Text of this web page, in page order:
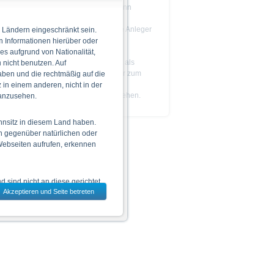
Das Produkt ist nicht einfach und kann
Es wird empfohlen, dass potenzielle Anleger
denProspektlesen, bevor sie eine
Anlageentscheidung treffen.
Die Billigung des Prospekts ist nicht als
Befürwortung der angebotenen oder zum
Handel an einem geregelten Markt
zugelassenen Wertpapiere zu verstehen.
eingeschränkt sein.
Informationen hierüber oder
aufgrund von Nationalität,
benutzen. Auf
und die rechtmäßig auf die
einem anderen, nicht in der
in diesem Land haben.
gegenüber natürlichen oder
aufrufen, erkennen
sind nicht an diese gerichtet.
jeweils ausgewählten Land
den Wertpapieren
Endgültigen
das allein verbindliche
Akzeptieren und Seite betreten